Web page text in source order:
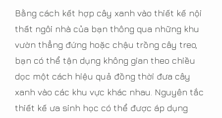
Bằng cách kết hợp cây xanh vào thiết kế nội
thất ngôi nhà của bạn thông qua những khu
vườn thẳng đứng hoặc chậu trồng cây treo,
bạn có thể tận dụng không gian theo chiều
dọc một cách hiệu quả đồng thời đưa cây
xanh vào các khu vực khác nhau. Nguyên tắc
thiết kế ưa sinh học có thể được áp dụng